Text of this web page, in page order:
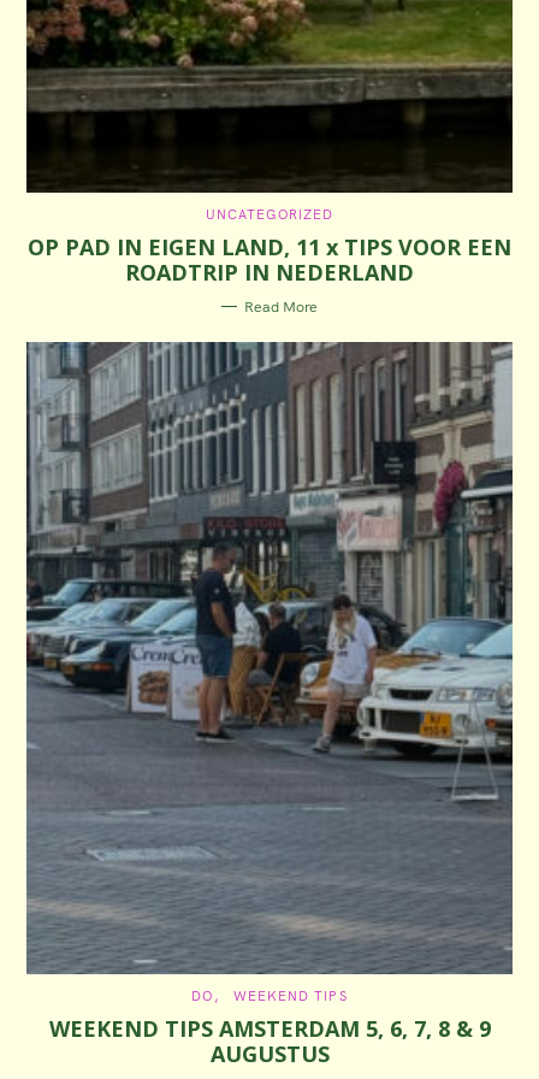
C
T
E
G
O
R
I
S
UNCATEGORIZED
OP PAD IN EIGEN LAND, 11 x TIPS VOOR EEN
ROADTRIP IN NEDERLAND
Read More
C
T
E
G
O
DO WEEKEND TIPS
WEEKEND TIPS AMSTERDAM 5, 6, 7, 8 & 9
AUGUSTUS